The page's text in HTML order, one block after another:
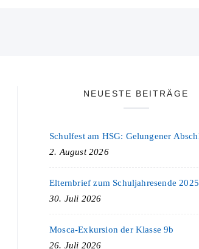
NEUESTE BEITRÄGE
2. August 2026
Elternbrief zum Schuljahresende
30. Juli 2026
Mosca-Exkursion der Klasse 9b
26. Juli 2026